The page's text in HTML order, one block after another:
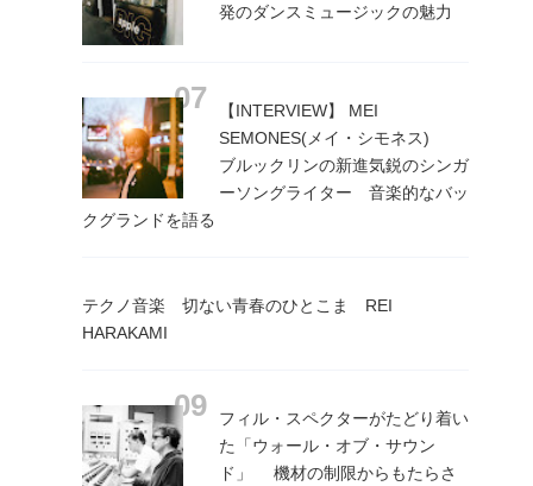
発のダンスミュージックの魅力
【INTERVIEW】 MEI
SEMONES(メイ・シモネス)
ブルックリンの新進気鋭のシンガ
ーソングライター 音楽的なバッ
クグランドを語る
テクノ音楽 切ない青春のひとこま REI
HARAKAMI
フィル・スペクターがたどり着い
た「ウォール・オブ・サウン
ド」 機材の制限からもたらさ